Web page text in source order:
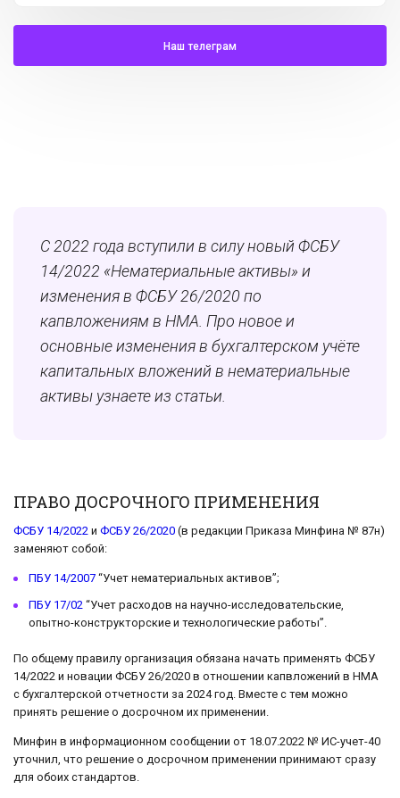
Наш телеграм
С 2022 года вступили в силу новый ФСБУ
14/2022 «Нематериальные активы» и
изменения в ФСБУ 26/2020 по
капвложениям в НМА. Про новое и
основные изменения в бухгалтерском учёте
капитальных вложений в нематериальные
активы узнаете из статьи.
ПРАВО ДОСРОЧНОГО ПРИМЕНЕНИЯ
ФСБУ 14/2022 и ФСБУ 26/2020 (в редакции Приказа Минфина № 87н)
заменяют собой:
ПБУ 14/2007 “Учет нематериальных активов”;
ПБУ 17/02 “Учет расходов на научно-исследовательские,
опытно-конструкторские и технологические работы”.
По общему правилу организация обязана начать применять ФСБУ
14/2022 и новации ФСБУ 26/2020 в отношении капвложений в НМА
с бухгалтерской отчетности за 2024 год. Вместе с тем можно
принять решение о досрочном их применении.
Минфин в информационном сообщении от 18.07.2022 № ИС-учет-40
уточнил, что решение о досрочном применении принимают сразу
для обоих стандартов.